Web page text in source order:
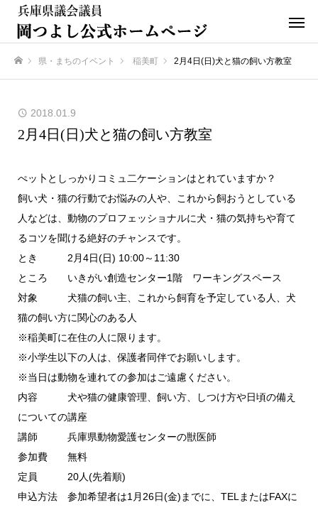
県・まちのイベント 稲美町 2月4日(日)犬と猫の飼い方教室
2018.01.9
2月4日(日)犬と猫の飼い方教室
ぺッ卜としっかりコミュ二ケーションはとれていますか？
飼い犬・猫の行動でお悩みの人や、これから飼おうとしている
人などは、動物のプロフェッショナルに犬・猫の気持ちや育て
るコツを聞ける絶好のチャンスです。
とき 2月4日(日) 10:00～11:30
ところ いきがい創造センター1階 ワーキングスペース
対象 犬猫の飼い主、これから飼育を予定している人、犬
猫の飼い方に関心のある人
※稲美町に在住の人に限ります。
※小学生以下の人は、保護者同伴でお願いします。
※当日は動物を連れての参加はご遠慮ください。
内容 犬や猫の健康管理、飼い方、しつけ方や日頃の備え
についての講座
講師 兵庫県動物愛護センターの獣医師
参加費 無料
定員 20人(先着順)
申込方法 参加希望者は1月26日(金)までに、TELまたはFAXに